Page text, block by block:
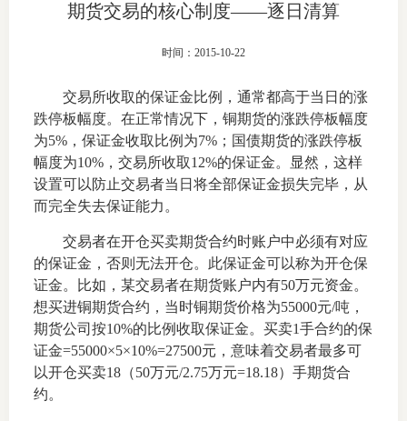
风险案
期货
业务指
期货交易的核心制度——逐日清算
时间：2015-10-22
交易所收取的保证金比例，通常都高于当日的涨
跌停板幅度。在正常情况下，铜期货的涨跌停板幅度
为5%，保证金收取比例为7%；国债期货的涨跌停板
幅度为10%，交易所收取12%的保证金。显然，这样
设置可以防止交易者当日将全部保证金损失完毕，从
而完全失去保证能力。
交易者在开仓买卖期货合约时账户中必须有对应
的保证金，否则无法开仓。此保证金可以称为开仓保
证金。比如，某交易者在期货账户内有50万元资金。
想买进铜期货合约，当时铜期货价格为55000元/吨，
期货公司按10%的比例收取保证金。买卖1手合约的保
证金=55000×5×10%=27500元，意味着交易者最多可
以开仓买卖18（50万元/2.75万元=18.18）手期货合
约。